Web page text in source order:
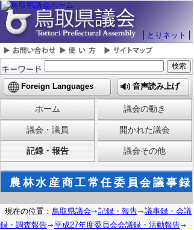
とりネット
Foreign Languages 音声読み上げ
ホーム 議会の動き
議会・議員 開かれた議会
記録・報告 議会その他
農林水産商工常任委員会議事録
現在の位置： 鳥取県議会 記録・報告
議事録・会議
録・調査報告
平成27年度委員会会議録・活動報告